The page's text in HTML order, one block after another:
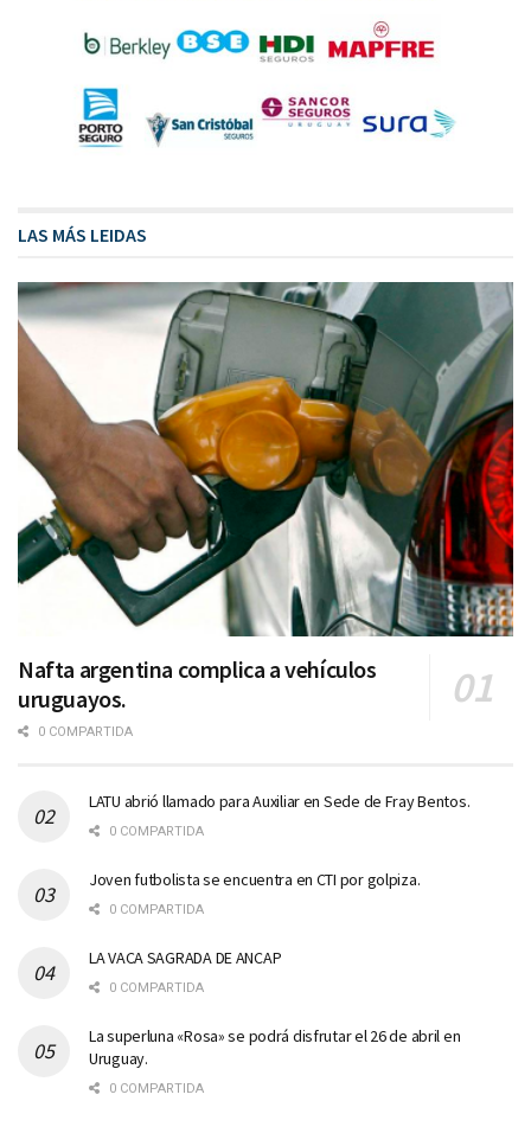
LAS MÁS LEIDAS
Nafta argentina complica a vehículos
uruguayos.
0 COMPARTIDA
LATU abrió llamado para Auxiliar en Sede de Fray Bentos.
0 COMPARTIDA
Joven futbolista se encuentra en CTI por golpiza.
0 COMPARTIDA
LA VACA SAGRADA DE ANCAP
0 COMPARTIDA
La superluna «Rosa» se podrá disfrutar el 26 de abril en
Uruguay.
0 COMPARTIDA